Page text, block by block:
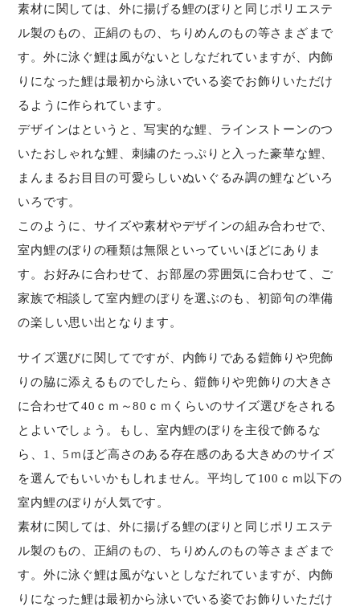
素材に関しては、外に揚げる鯉のぼりと同じポリエステ
ル製のもの、正絹のもの、ちりめんのもの等さまざまで
す。外に泳ぐ鯉は風がないとしなだれていますが、内飾
りになった鯉は最初から泳いでいる姿でお飾りいただけ
るように作られています。
デザインはというと、写実的な鯉、ラインストーンのつ
いたおしゃれな鯉、刺繍のたっぷりと入った豪華な鯉、
まんまるお目目の可愛らしいぬいぐるみ調の鯉などいろ
いろです。
このように、サイズや素材やデザインの組み合わせで、
室内鯉のぼりの種類は無限といっていいほどにありま
す。お好みに合わせて、お部屋の雰囲気に合わせて、ご
家族で相談して室内鯉のぼりを選ぶのも、初節句の準備
の楽しい思い出となります。
サイズ選びに関してですが、内飾りである鎧飾りや兜飾
りの脇に添えるものでしたら、鎧飾りや兜飾りの大きさ
に合わせて40ｃｍ～80ｃｍくらいのサイズ選びをされる
とよいでしょう。もし、室内鯉のぼりを主役で飾るな
ら、1、5ｍほど高さのある存在感のある大きめのサイズ
を選んでもいいかもしれません。平均して100ｃｍ以下の
室内鯉のぼりが人気です。
素材に関しては、外に揚げる鯉のぼりと同じポリエステ
ル製のもの、正絹のもの、ちりめんのもの等さまざまで
す。外に泳ぐ鯉は風がないとしなだれていますが、内飾
りになった鯉は最初から泳いでいる姿でお飾りいただけ